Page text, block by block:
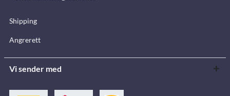
Shipping
Angrerett
Vi sender med